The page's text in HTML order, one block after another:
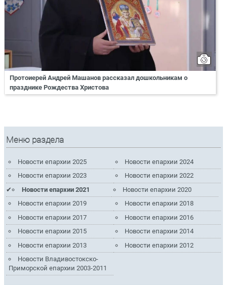
Протоиерей Андрей Машанов рассказал дошкольникам о
празднике Рождества Христова
Меню раздела
Новости епархии 2025
Новости епархии 2024
Новости епархии 2023
Новости епархии 2022
Новости епархии 2021
Новости епархии 2020
Новости епархии 2019
Новости епархии 2018
Новости епархии 2017
Новости епархии 2016
Новости епархии 2015
Новости епархии 2014
Новости епархии 2013
Новости епархии 2012
Новости Владивостокско-
Приморской епархии 2003-2011